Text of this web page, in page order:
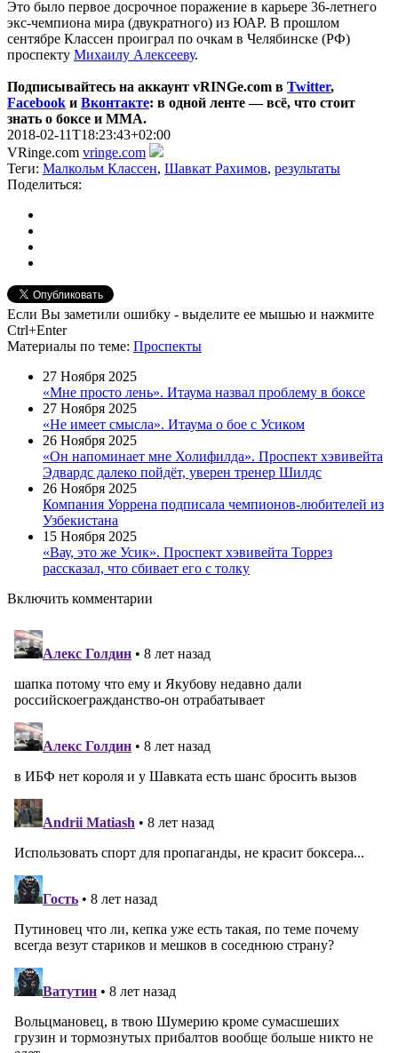
Это было первое досрочное поражение в карьере 36-летнего
экс-чемпиона мира (двукратного) из ЮАР. В прошлом
сентябре Классен проиграл по очкам в Челябинске (РФ)
проспекту Михаилу Алексееву.
Подписывайтесь на аккаунт vRINGe.com в Twitter,
Facebook и Вконтакте: в одной ленте — всё, что стоит
знать о боксе и ММА.
2018-02-11T18:23:43+02:00
VRinge.com vringe.com
Теги: Малкольм Классен, Шавкат Рахимов, результаты
Поделиться:
Если Вы заметили ошибку - выделите ее мышью и нажмите
Ctrl+Enter
Материалы по теме: Проспекты
27 Ноября 2025
«Мне просто лень». Итаума назвал проблему в боксе
27 Ноября 2025
«Не имеет смысла». Итаума о бое с Усиком
26 Ноября 2025
«Он напоминает мне Холифилда». Проспект хэвивейта
Эдвардс далеко пойдёт, уверен тренер Шилдс
26 Ноября 2025
Компания Уоррена подписала чемпионов-любителей из
Узбекистана
15 Ноября 2025
«Вау, это же Усик». Проспект хэвивейта Торрез
рассказал, что сбивает его с толку
Включить комментарии